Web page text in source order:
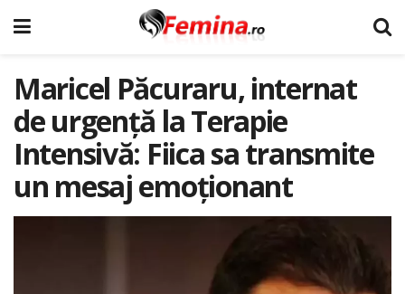
Maricel Păcuraru, internat
de urgență la Terapie
Intensivă: Fiica sa transmite
un mesaj emoționant